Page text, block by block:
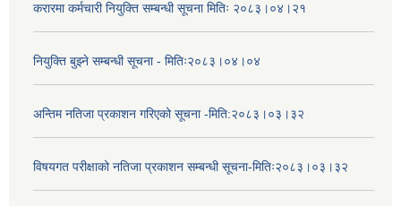
करारमा कर्मचारी नियुक्ति सम्बन्धी सूचना मितिः २०८३।०४।२१
नियुक्ति बुझ्ने सम्बन्धी सूचना - मितिः२०८३।०४।०४
अन्तिम नतिजा प्रकाशन गरिएको सूचना -मिति:२०८३।०३।३२
विषयगत परीक्षाको नतिजा प्रकाशन सम्बन्धी सूचना-मितिः२०८३।०३।३२